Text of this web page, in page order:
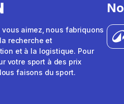
aimez, nous fabriquons
recherche et
et à la logistique. Pour
votre sport à des prix
faisons du sport.